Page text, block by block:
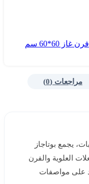
فرن غاز 60*60 سم
مراجعات (0)
يجمع بوتاجاز
بين الشعلات العلوية والفرن
على مواصفات